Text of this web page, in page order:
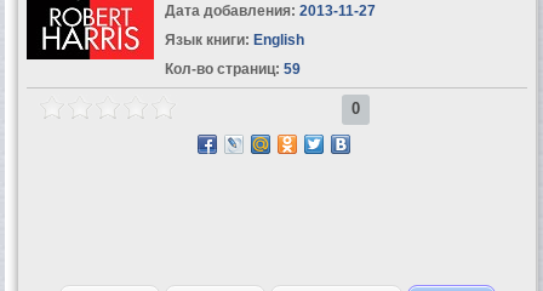
Дата добавления: 2013-11-27
Язык книги: English
Кол-во страниц: 59
0